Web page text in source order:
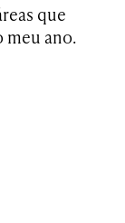
que
meu ano.